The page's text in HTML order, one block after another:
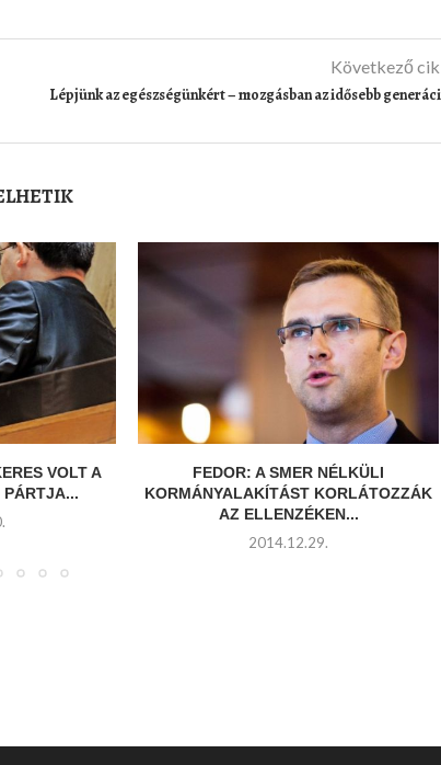
Következő
Lépjünk az egészségünkért – mozgásban az idősebb
VOLT A
PÁRTJA...
FEDOR: A SMER NÉLKÜLI
KORMÁNYALAKÍTÁST KORLÁTOZZÁK
AZ ELLENZÉKEN...
2014.12.29.